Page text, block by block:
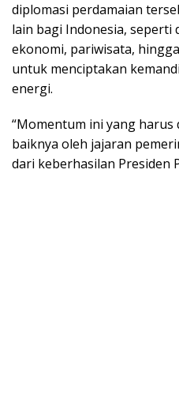
diplomasi perdamaian
lain bagi Indonesia, seperti
ekonomi, pariwisata,
untuk menciptakan
energi.
​“Momentum ini yang
baiknya oleh jajaran
dari keberhasilan Presiden